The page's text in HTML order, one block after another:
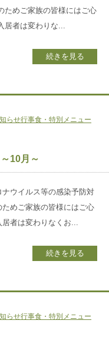
ためご家族の皆様にはご心
居者は変わりな...
続きを見る
10月～
らせ行事食・特別メニュー
ウイルス等の感染予防対
めご家族の皆様にはご心
者は変わりなくお...
続きを見る
らせ行事食・特別メニュー